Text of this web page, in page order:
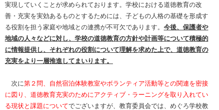
実現していくことが求められております。学校における道徳教育の改
善・充実を実効あるものとするためには、子どもの人格の基礎を形成す
る役割を担う家庭や地域との連携が不可欠であります。 今後、保護者や
地域の人々などに対し、学校の道徳教育の方針や計画等について積極的
に情報提供し、それぞれの役割について理解を求めた上で、道徳教育の
充実をより一層推進してまいります。
次に第２問、自然宿泊体験教室やボランティア活動等との関連を密接
に図り、道徳教育充実のためにアクティブ・ラーニングを取り入れてい
る現状と課題についてでございますが、教育委員会では、めぐろ学校教